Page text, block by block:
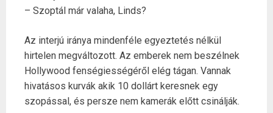
– Szoptál már valaha, Linds?
Az interjú iránya mindenféle egyeztetés nélkül
hirtelen megváltozott. Az emberek nem beszélnek
Hollywood fenségiességéről elég tágan. Vannak
hivatásos kurvák akik 10 dollárt keresnek egy
szopással, és persze nem kamerák előtt csinálják.